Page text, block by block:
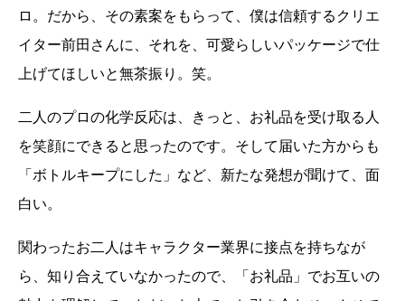
ロ。だから、その素案をもらって、僕は信頼するクリエ
イター前田さんに、それを、可愛らしいパッケージで仕
上げてほしいと無茶振り。笑。
二人のプロの化学反応は、きっと、お礼品を受け取る人
を笑顔にできると思ったのです。そして届いた方からも
「ボトルキープにした」など、新たな発想が聞けて、面
白い。
関わったお二人はキャラクター業界に接点を持ちなが
ら、知り合えていなかったので、「お礼品」でお互いの